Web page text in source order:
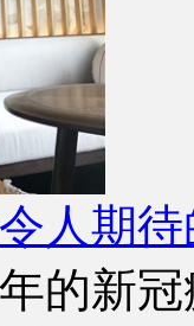
人期
的新